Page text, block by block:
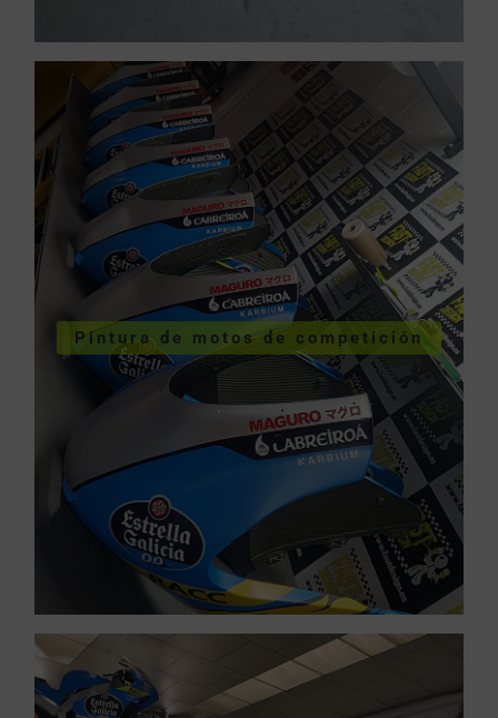
Pintura de motos de competición
Pintura de motos de
competición
VER PINTURA DE MOTOS DE
COMPETICIÓN